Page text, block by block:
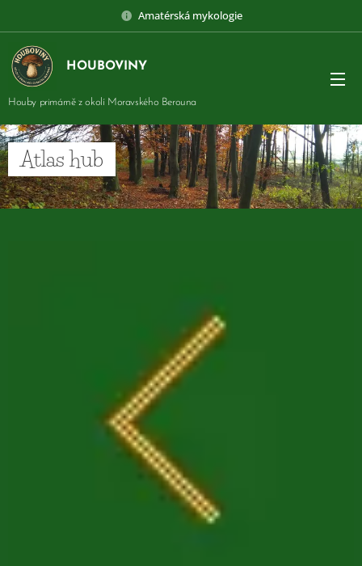
Amatérská mykologie
HOUBOVINY
Houby primárně z okolí Moravského Berouna
Atlas hub